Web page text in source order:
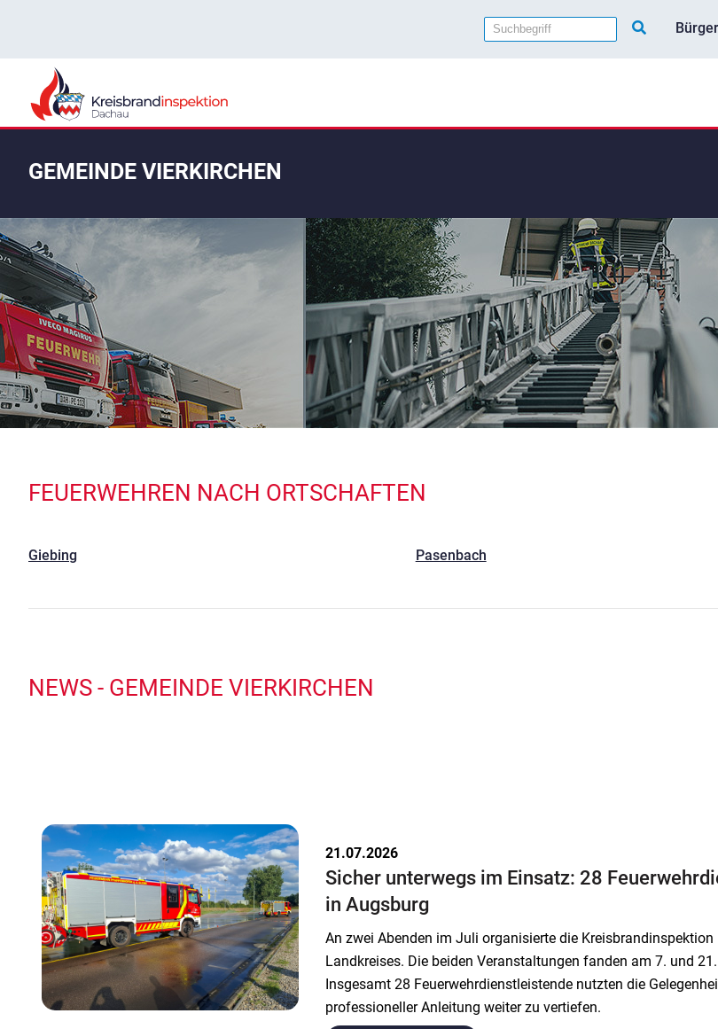
GEMEINDE VIERKIRCHEN
FEUERWEHREN NACH ORTSCHAFTEN
Giebing Pasenbach
NEWS - GEMEINDE VIERKIRCHEN
21.07.2026
Sicher unterwegs im Einsatz: 28
in Augsburg
An zwei Abenden im Juli organisierte die
Landkreises. Die beiden Veranstaltungen fanden am 7. und
Insgesamt 28 Feuerwehrdienstleistende nutzten die
professioneller Anleitung weiter zu vertiefen.